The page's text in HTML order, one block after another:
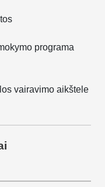
programa
vairavimo aikštele